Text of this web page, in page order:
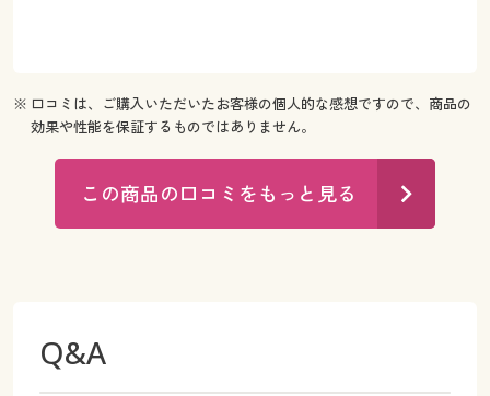
※ 口コミは、ご購入いただいたお客様の個人的な感想ですので、商品の
効果や性能を保証するものではありません。
この商品の口コミをもっと見る
Q&A